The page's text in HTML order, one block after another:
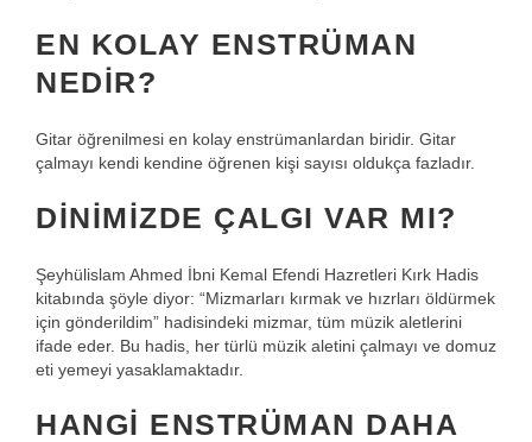
EN KOLAY ENSTRÜMAN
NEDIR?
Gitar öğrenilmesi en kolay enstrümanlardan biridir. Gitar
çalmayı kendi kendine öğrenen kişi sayısı oldukça fazladır.
DINIMIZDE ÇALGI VAR MI?
Şeyhülislam Ahmed İbni Kemal Efendi Hazretleri Kırk Hadis
kitabında şöyle diyor: “Mizmarları kırmak ve hızrları öldürmek
için gönderildim” hadisindeki mizmar, tüm müzik aletlerini
ifade eder. Bu hadis, her türlü müzik aletini çalmayı ve domuz
eti yemeyi yasaklamaktadır.
HANGI ENSTRÜMAN DAHA